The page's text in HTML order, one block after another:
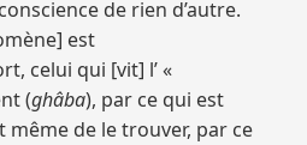
de rien d’autre.
est
celui qui [vit] l’ «
(ghâba), par ce qui est
de le trouver, par ce